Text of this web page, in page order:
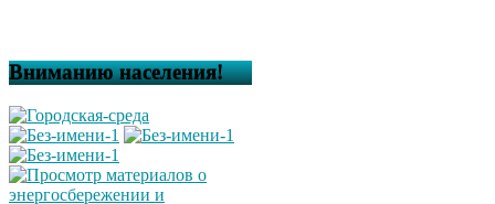
Вниманию населения!